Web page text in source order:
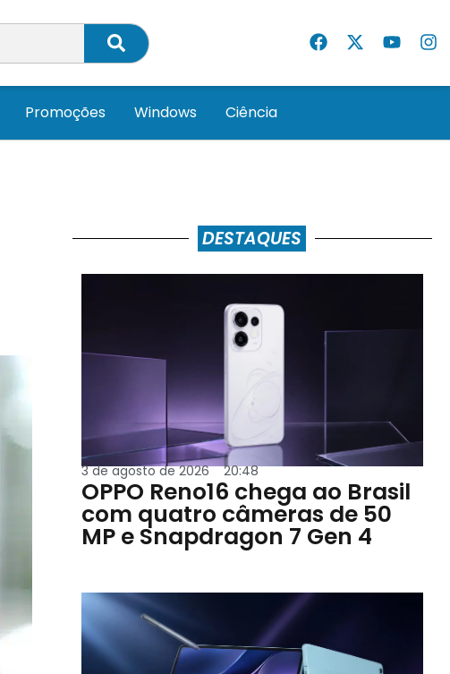
Promoções Windows Ciência
DESTAQUES
3 de agosto de 2026 20:48
OPPO Reno16 chega ao Brasil
com quatro câmeras de 50
MP e Snapdragon 7 Gen 4